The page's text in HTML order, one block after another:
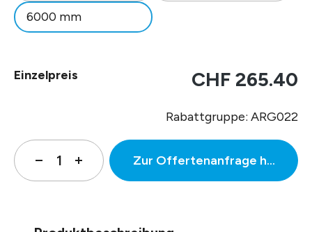
6000 mm
Einzelpreis CHF 265.40
Rabattgruppe: ARG022
Zur Offertenanfrage